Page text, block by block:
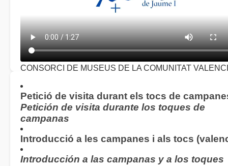
CONSORCI DE MUSEUS DE LA COMUNITAT
2026)
Petició de visita durant els tocs de
Petición de visita durante los toques de
campanas
Introducció a les campanes i als tocs
Introducción a las campanas y a los toques